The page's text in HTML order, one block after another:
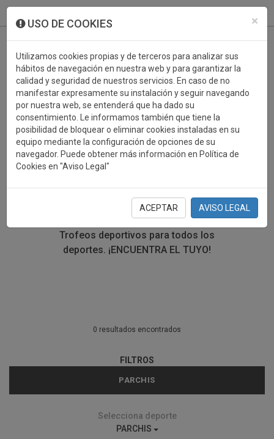
×
USO DE COOKIES
Utilizamos cookies propias y de terceros para analizar sus
hábitos de navegación en nuestra web y para garantizar la
calidad y seguridad de nuestros servicios. En caso de no
manifestar expresamente su instalación y seguir navegando
por nuestra web, se entenderá que ha dado su
consentimiento. Le informamos también que tiene la
posibilidad de bloquear o eliminar cookies instaladas en su
equipo mediante la configuración de opciones de su
navegador. Puede obtener más información en Política de
Cookies en "Aviso Legal"
ACEPTAR AVISO LEGAL
TROFEOS DEPORTIVOS
PARCHIS
En esta sección encontrarás una gran variedad de
trofeos deportivos. Define tu búsqueda mediante los
filtros por deporte, material y precio del trofeo.
Trofeos deportivos para todos los
deportes. ¡ENCUENTRA EL TUYO!
0 resultados encontrados
FILTROS
PARCHIS
Selecciona deporte
PARCHIS